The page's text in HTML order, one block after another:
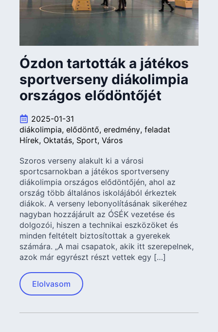
Ózdon tartották a játékos
sportverseny diákolimpia
országos elődöntőjét
2025-01-31
diákolimpia elődöntő eredmény feladat
Hírek Oktatás Sport Város
Szoros verseny alakult ki a városi
sportcsarnokban a játékos sportverseny
diákolimpia országos elődöntőjén, ahol az
ország több általános iskolájából érkeztek
diákok. A verseny lebonyolításának sikeréhez
nagyban hozzájárult az ÓSÉK vezetése és
dolgozói, hiszen a technikai eszközöket és
minden feltételt biztosítottak a gyerekek
számára. „A mai csapatok, akik itt szerepelnek,
azok már egyrészt részt vettek egy […]
Elolvasom